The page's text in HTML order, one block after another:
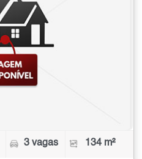
3 vagas 134 m²